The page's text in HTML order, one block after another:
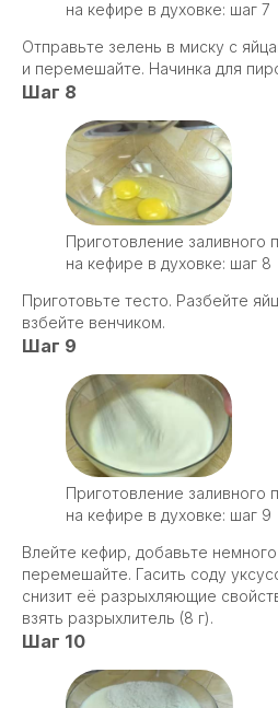
на кефире в духовке: шаг 7
Отправьте зелень в миску с
и перемешайте. Начинка для
Шаг 8
Приготовление заливного
на кефире в духовке: шаг 8
Приготовьте тесто. Разбейте
взбейте венчиком.
Шаг 9
Приготовление заливного
на кефире в духовке: шаг 9
Влейте кефир, добавьте
перемешайте. Гасить соду
снизит её разрыхляющие
взять разрыхлитель (8 г).
Шаг 10